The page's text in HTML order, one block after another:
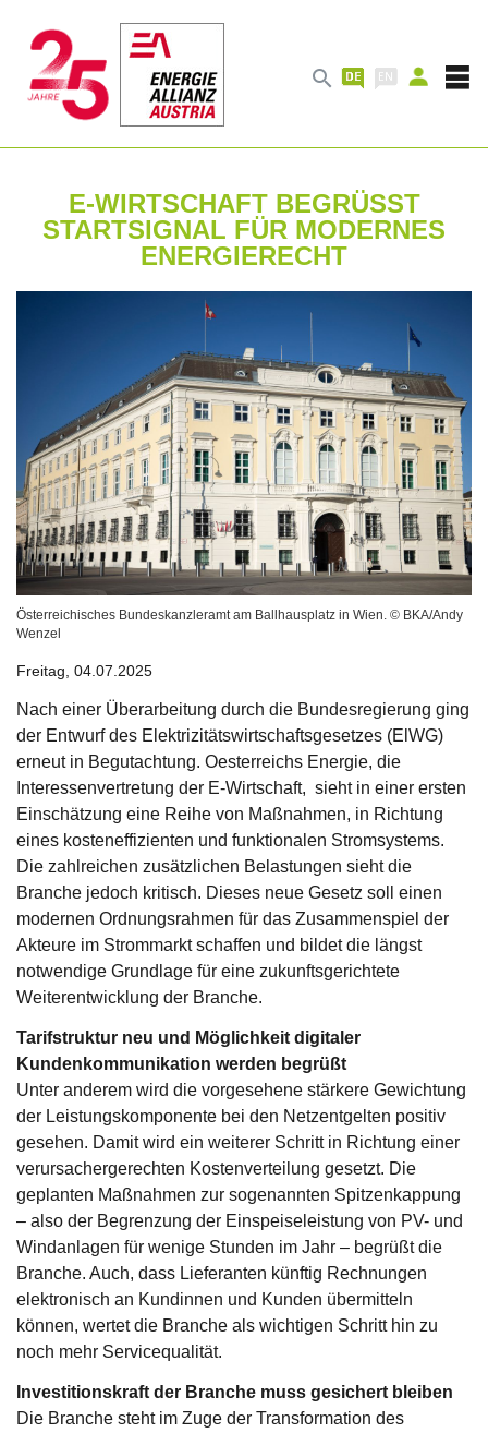

E-WIRTSCHAFT BEGRÜSST S
TARTSIGNAL FÜR MODERNES E
NERGIERECHT
Österreichisches Bundeskanzleramt am Ballhausplatz in Wien. © BKA/Andy
Wenzel
Freitag, 04.07.2025
Nach einer Überarbeitung durch die Bundesregierung ging
der Entwurf des Elektrizitätswirtschaftsgesetzes (ElWG)
erneut in Begutachtung. Oesterreichs Energie, die
Interessenvertretung der E-Wirtschaft, sieht in einer ersten
Einschätzung eine Reihe von Maßnahmen, in Richtung
eines kosteneffizienten und funktionalen Stromsystems.
Die zahlreichen zusätzlichen Belastungen sieht die
Branche jedoch kritisch. Dieses neue Gesetz soll einen
modernen Ordnungsrahmen für das Zusammenspiel der
Akteure im Strommarkt schaffen und bildet die längst
notwendige Grundlage für eine zukunftsgerichtete
Weiterentwicklung der Branche.
Tarifstruktur neu und Möglichkeit digitaler
Kundenkommunikation werden begrüßt
Unter anderem wird die vorgesehene stärkere Gewichtung
der Leistungskomponente bei den Netzentgelten positiv
gesehen. Damit wird ein weiterer Schritt in Richtung einer
verursachergerechten Kostenverteilung gesetzt. Die
geplanten Maßnahmen zur sogenannten Spitzenkappung
– also der Begrenzung der Einspeiseleistung von PV- und
Windanlagen für wenige Stunden im Jahr – begrüßt die
Branche. Auch, dass Lieferanten künftig Rechnungen
elektronisch an Kundinnen und Kunden übermitteln
können, wertet die Branche als wichtigen Schritt hin zu
noch mehr Servicequalität.
Investitionskraft der Branche muss gesichert bleiben
Die Branche steht im Zuge der Transformation des